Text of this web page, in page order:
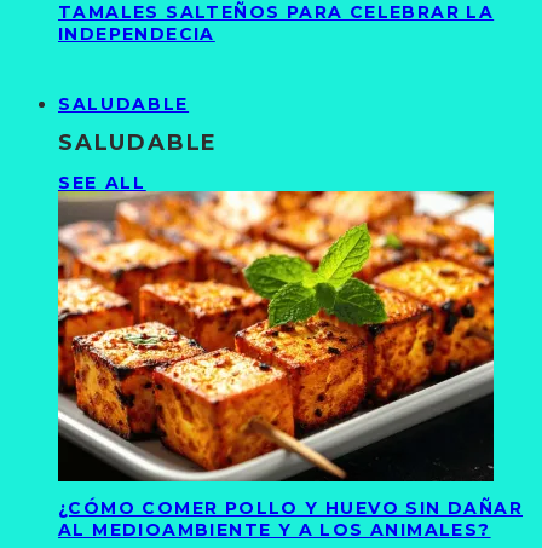
TAMALES SALTEÑOS PARA CELEBRAR LA
INDEPENDECIA
SALUDABLE
SALUDABLE
SEE ALL
¿CÓMO COMER POLLO Y HUEVO SIN DAÑAR
AL MEDIOAMBIENTE Y A LOS ANIMALES?